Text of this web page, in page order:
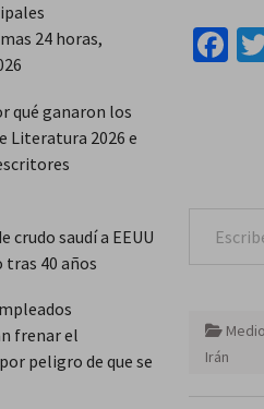
Irán
24 horas,
qué ganaron los
Literatura 2026 e
crudo saudí a EEUU
tras 40 años
frenar el
peligro de que se